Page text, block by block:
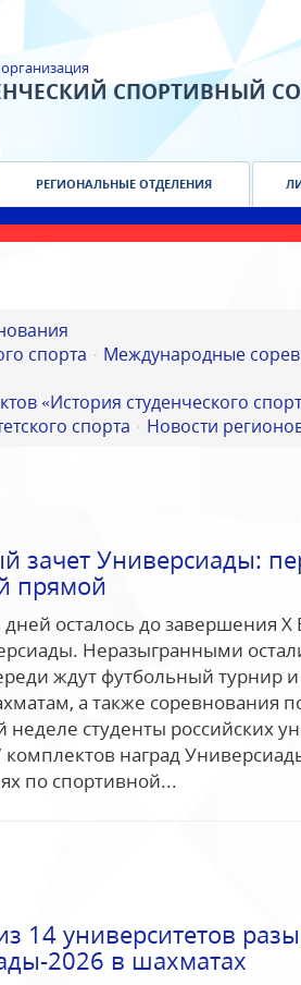
СПОРТИВНЫЙ
РЕГИОНАЛЬНЫЕ ОТДЕЛЕНИЯ
спорта
Международные
«История студенческого
спорта
Новости
зачет Универсиады:
прямой
дней осталось до завершения Х
Неразыгранными
ждут футбольный турнир
а также соревнования
студенты российских
комплектов наград
по спортивной...
14 университетов
2026 в шахматах